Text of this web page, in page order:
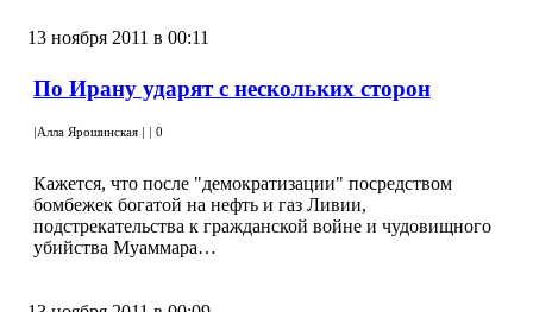
13 ноября 2011 в 00:11
По Ирану ударят с нескольких сторон
|Алла Ярошинская | | 0
Кажется, что после "демократизации" посредством
бомбежек богатой на нефть и газ Ливии,
подстрекательства к гражданской войне и чудовищного
убийства Муаммара…